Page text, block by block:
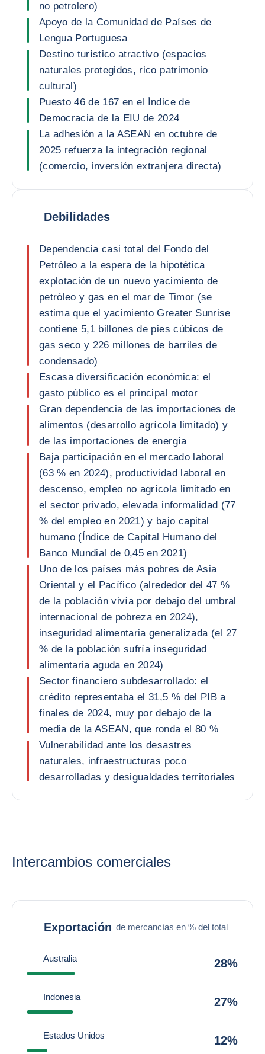
no petrolero)
Apoyo de la Comunidad de Países de
Lengua Portuguesa
Destino turístico atractivo (espacios
naturales protegidos, rico patrimonio
cultural)
Puesto 46 de 167 en el Índice de
Democracia de la EIU de 2024
La adhesión a la ASEAN en octubre de
2025 refuerza la integración regional
(comercio, inversión extranjera directa)
Debilidades
Dependencia casi total del Fondo del
Petróleo a la espera de la hipotética
explotación de un nuevo yacimiento de
petróleo y gas en el mar de Timor (se
estima que el yacimiento Greater Sunrise
contiene 5,1 billones de pies cúbicos de
gas seco y 226 millones de barriles de
condensado)
Escasa diversificación económica: el
gasto público es el principal motor
Gran dependencia de las importaciones de
alimentos (desarrollo agrícola limitado) y
de las importaciones de energía
Baja participación en el mercado laboral
(63 % en 2024), productividad laboral en
descenso, empleo no agrícola limitado en
el sector privado, elevada informalidad (77
% del empleo en 2021) y bajo capital
humano (Índice de Capital Humano del
Banco Mundial de 0,45 en 2021)
Uno de los países más pobres de Asia
Oriental y el Pacífico (alrededor del 47 %
de la población vivía por debajo del umbral
internacional de pobreza en 2024),
inseguridad alimentaria generalizada (el 27
% de la población sufría inseguridad
alimentaria aguda en 2024)
Sector financiero subdesarrollado: el
crédito representaba el 31,5 % del PIB a
finales de 2024, muy por debajo de la
media de la ASEAN, que ronda el 80 %
Vulnerabilidad ante los desastres
naturales, infraestructuras poco
desarrolladas y desigualdades territoriales
Intercambios comerciales
Exportación de mercancías en % del total
Australia 28%
Indonesia 27%
Estados Unidos 12%